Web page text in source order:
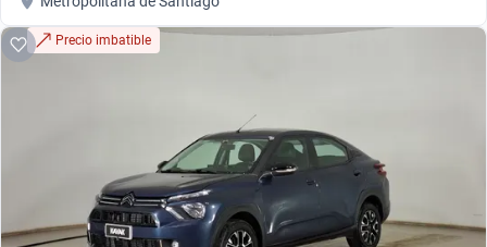
Precio imbatible